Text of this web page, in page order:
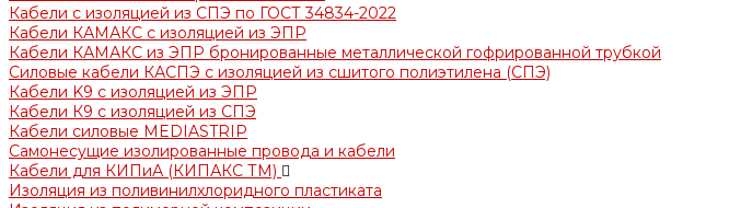
Кабели с изоляцией из СПЭ по ГОСТ 34834-2022
Кабели КАМАКС с изоляцией из ЭПР
Кабели КАМАКС из ЭПР бронированные металлической гофрированной трубкой
Силовые кабели КАСПЭ с изоляцией из сшитого полиэтилена (СПЭ)
Кабели K9 с изоляцией из ЭПР
Кабели К9 с изоляцией из СПЭ
Кабели силовые MEDIASTRIP
Самонесущие изолированные провода и кабели
Кабели для КИПиА (КИПАКС ТМ)
Изоляция из поливинилхлоридного пластиката